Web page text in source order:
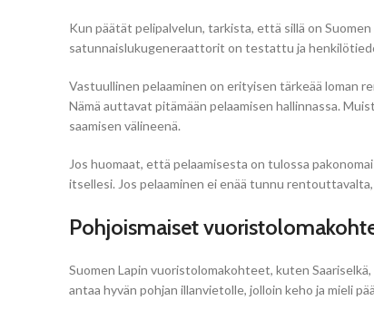
Kun päätät pelipalvelun, tarkista, että sillä on
satunnaislukugeneraattorit on testattu ja
Vastuullinen pelaaminen on erityisen tärkeää loman
Nämä auttavat pitämään pelaamisen hallinnassa.
saamisen välineenä.
Jos huomaat, että pelaamisesta on tulossa
itsellesi. Jos pelaaminen ei enää tunnu
Pohjoismaiset
Suomen Lapin vuoristolomakohteet, kuten
antaa hyvän pohjan illanvietolle, jolloin keho ja mieli